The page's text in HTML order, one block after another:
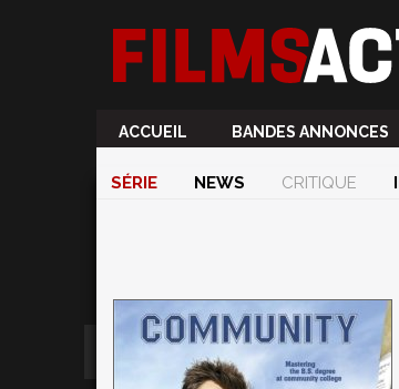
ACCUEIL BANDES ANNONCES
SÉRIE NEWS CRITIQUE